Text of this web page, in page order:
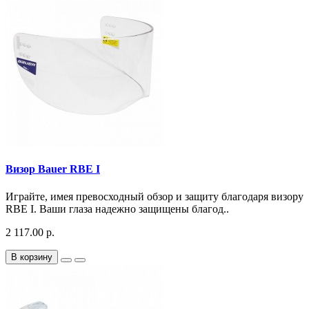
Визор Bauer RBE I
Играйте, имея превосходный обзор и защиту благодаря визору
RBE I. Ваши глаза надежно защищены благод..
2 117.00 р.
В корзину